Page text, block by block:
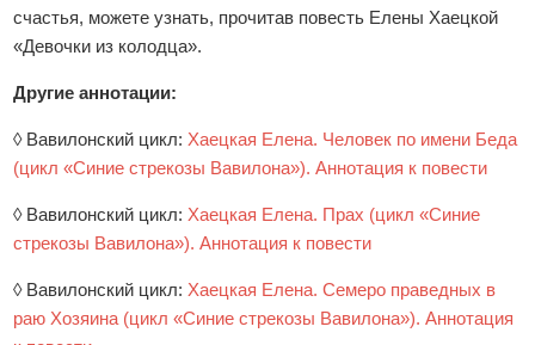
счастья, можете узнать, прочитав повесть Елены Хаецкой
«Девочки из колодца».
Другие аннотации:
◊ Вавилонский цикл: Хаецкая Елена. Человек по имени Беда
(цикл «Синие стрекозы Вавилона»). Аннотация к повести
◊ Вавилонский цикл: Хаецкая Елена. Прах (цикл «Синие
стрекозы Вавилона»). Аннотация к повести
◊ Вавилонский цикл: Хаецкая Елена. Семеро праведных в
раю Хозяина (цикл «Синие стрекозы Вавилона»). Аннотация